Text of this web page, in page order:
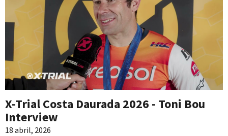
X-Trial Costa Daurada 2026 - Toni Bou
Interview
18 abril, 2026